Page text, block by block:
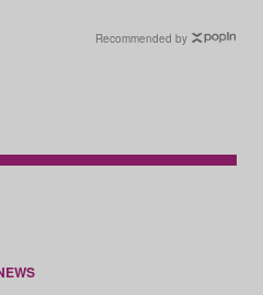
新イベントが続々開幕
Recommended by